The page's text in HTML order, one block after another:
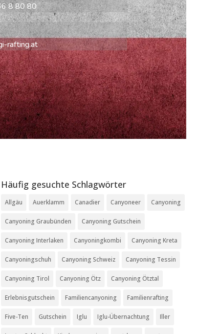
8 80 80
rafting.at
Häufig gesuchte Schlagwörter
Allgäu Auerklamm Canadier Canyoneer Canyoning
Canyoning Graubünden Canyoning Gutschein
Canyoning Interlaken Canyoningkombi Canyoning Kreta
Canyoningschuh Canyoning Schweiz Canyoning Tessin
Canyoning Tirol Canyoning Ötz Canyoning Ötztal
Erlebnisgutschein Familiencanyoning Familienrafting
Five-Ten Gutschein Iglu Iglu-Übernachtung Iller